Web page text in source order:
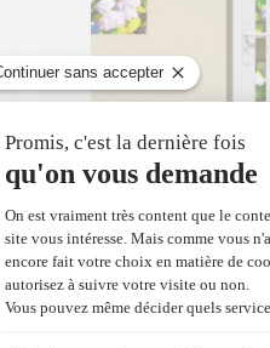
Portillon ALFAMA